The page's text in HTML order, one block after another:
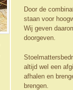
Door de
staan voor
Wij geven
doorgeven.
altijd wel een
afhalen en
brengen.